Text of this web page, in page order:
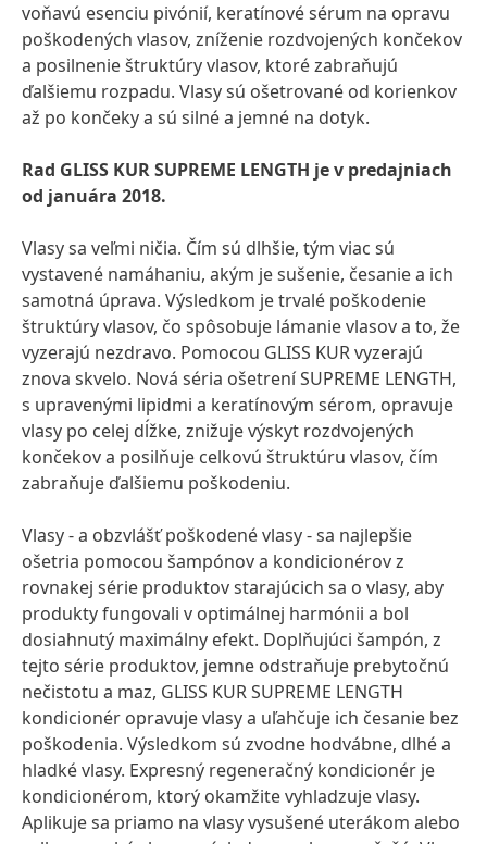
voňavú esenciu pivónií, keratínové sérum na opravu
poškodených vlasov, zníženie rozdvojených končekov
a posilnenie štruktúry vlasov, ktoré zabraňujú
ďalšiemu rozpadu. Vlasy sú ošetrované od korienkov
až po končeky a sú silné a jemné na dotyk.
Rad GLISS KUR SUPREME LENGTH je v predajniach
od januára 2018.
Vlasy sa veľmi ničia. Čím sú dlhšie, tým viac sú
vystavené namáhaniu, akým je sušenie, česanie a ich
samotná úprava. Výsledkom je trvalé poškodenie
štruktúry vlasov, čo spôsobuje lámanie vlasov a to, že
vyzerajú nezdravo. Pomocou GLISS KUR vyzerajú
znova skvelo. Nová séria ošetrení SUPREME LENGTH,
s upravenými lipidmi a keratínovým sérom, opravuje
vlasy po celej dĺžke, znižuje výskyt rozdvojených
končekov a posilňuje celkovú štruktúru vlasov, čím
zabraňuje ďalšiemu poškodeniu.
Vlasy - a obzvlášť poškodené vlasy - sa najlepšie
ošetria pomocou šampónov a kondicionérov z
rovnakej série produktov starajúcich sa o vlasy, aby
produkty fungovali v optimálnej harmónii a bol
dosiahnutý maximálny efekt. Doplňujúci šampón, z
tejto série produktov, jemne odstraňuje prebytočnú
nečistotu a maz, GLISS KUR SUPREME LENGTH
kondicionér opravuje vlasy a uľahčuje ich česanie bez
poškodenia. Výsledkom sú zvodne hodvábne, dlhé a
hladké vlasy. Expresný regeneračný kondicionér je
kondicionérom, ktorý okamžite vyhladzuje vlasy.
Aplikuje sa priamo na vlasy vysušené uterákom alebo